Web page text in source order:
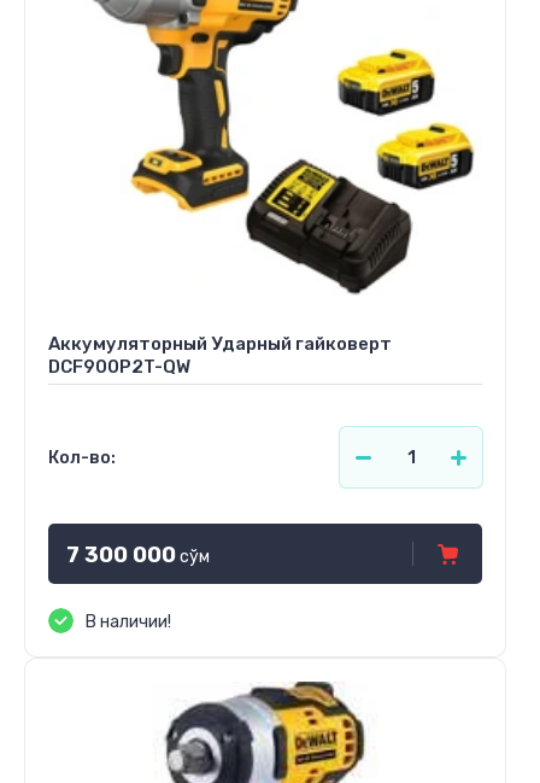
Аккумуляторный Ударный гайковерт
DCF900P2T-QW
Кол-во:
7 300 000сўм
В наличии!